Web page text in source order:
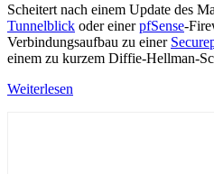
Scheitert nach einem Update des
Tunnelblick oder einerpfSense-
Verbindungsaufbau zu einer
einem zu kurzem Diffie-Hellman-
Weiterlesen